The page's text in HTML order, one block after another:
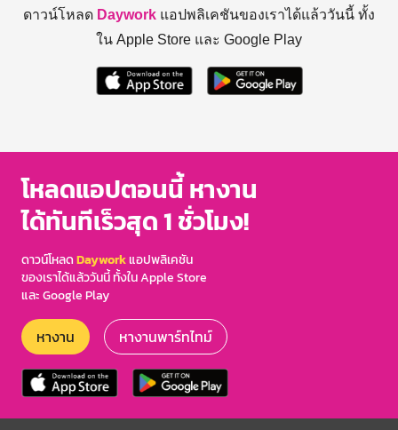
ดาวน์โหลด Daywork แอปพลิเคชันของเราได้แล้ววันนี้ ทั้ง
ใน Apple Store และ Google Play
โหลดแอปตอนนี้ หางาน
ได้ทันทีเร็วสุด 1 ชั่วโมง!
ดาวน์โหลดDayworkแอปพลิเคชัน
ของเราได้แล้ววันนี้ ทั้งใน Apple Store
และ Google Play
หางาน หางานพาร์ทไทม์